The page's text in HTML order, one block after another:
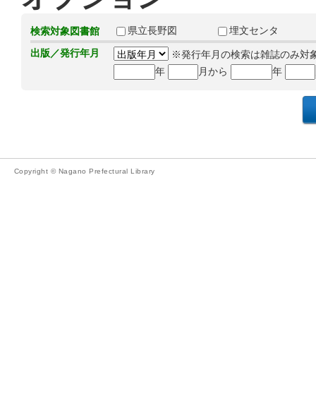
検索対象図書館 県立長野図
埋文センタ
出版／発行年月
※発行年月の検索は雑誌のみ対
年
月から 年
Copyright © Nagano Prefectural Library